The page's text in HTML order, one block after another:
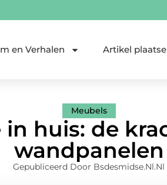
en Verhalen Artikel
Meubels
in huis: de
wandpanelen
Gepubliceerd Door Bsdesmidse.nl.nl